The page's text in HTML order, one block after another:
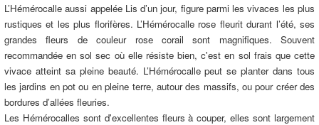
L’Hémérocalle aussi appelée Lis d’un jour, figure parmi les vivaces les plus
rustiques et les plus florifères. L’Hémérocalle rose fleurit durant l’été, ses
grandes fleurs de couleur rose corail sont magnifiques. Souvent
recommandée en sol sec où elle résiste bien, c'est en sol frais que cette
vivace atteint sa pleine beauté. L’Hémérocalle peut se planter dans tous
les jardins en pot ou en pleine terre, autour des massifs, ou pour créer des
bordures d’allées fleuries.
Les Hémérocalles sont d'excellentes fleurs à couper, elles sont largement